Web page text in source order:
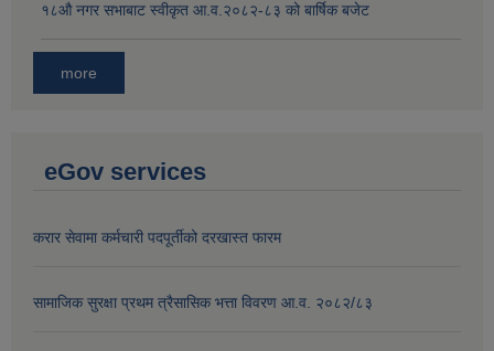
१८‍औ नगर सभाबाट स्वीकृत आ.व.२०८२-८३ को बार्षिक बजेट
more
eGov services
करार सेवामा कर्मचारी पदपूर्तीको दरखास्त फारम
सामाजिक सुरक्षा प्रथम त्रैसासिक भत्ता विवरण आ.व. २०८२/८३